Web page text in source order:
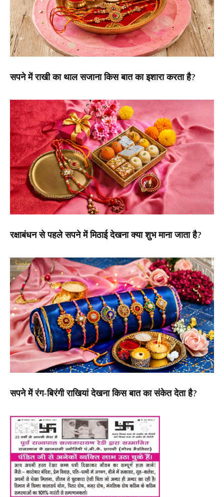
सपने में राखी का थाल सजाना किस बात का इशारा करता है?
रक्षाबंधन से पहले सपने में मिठाई देखना क्या शुभ माना जाता है?
सपने में रंग-बिरंगी राखियां देखना किस बात का संकेत देता है?